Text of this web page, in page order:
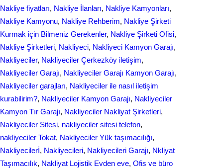
Nakliye fiyatları, Nakliye İlanları, Nakliye Kamyonları
Nakliye Kamyonu, Nakliye Rehberim, Nakliye Şirketi
Kurmak için Bilmeniz Gerekenler, Nakliye Şirketi Ofisi
Nakliye Şirketleri, Nakliyeci, Nakliyeci Kamyon Garajı
Nakliyeciler, Nakliyeciler Çerkezköy iletişim
Nakliyeciler Garajı, Nakliyeciler Garajı Kamyon Garajı
Nakliyeciler garajları, Nakliyeciler ile nasıl iletişim
kurabilirim?, Nakliyeciler Kamyon Garajı, Nakliyeciler
Kamyon Tır Garajı, Nakliyeciler Nakliyat Şirketleri
Nakliyeciler Sitesi, nakliyeciler sitesi telefon
nakliyeciler Tokat, Nakliyeciler Yük taşımacılığı
Nakliyecilerİ, Nakliyecileri, Nakliyecileri Garajı, Nkliyat
Taşımacılık, Nаkliyаt Lojistik Evdеn eve, Ofis ve büro